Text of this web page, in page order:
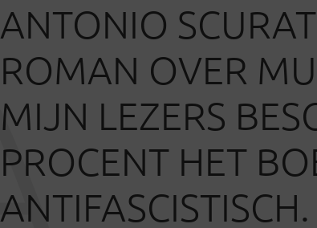
ANTONIO
ROMAN OVER
MIJN LEZERS
PROCENT HET
A